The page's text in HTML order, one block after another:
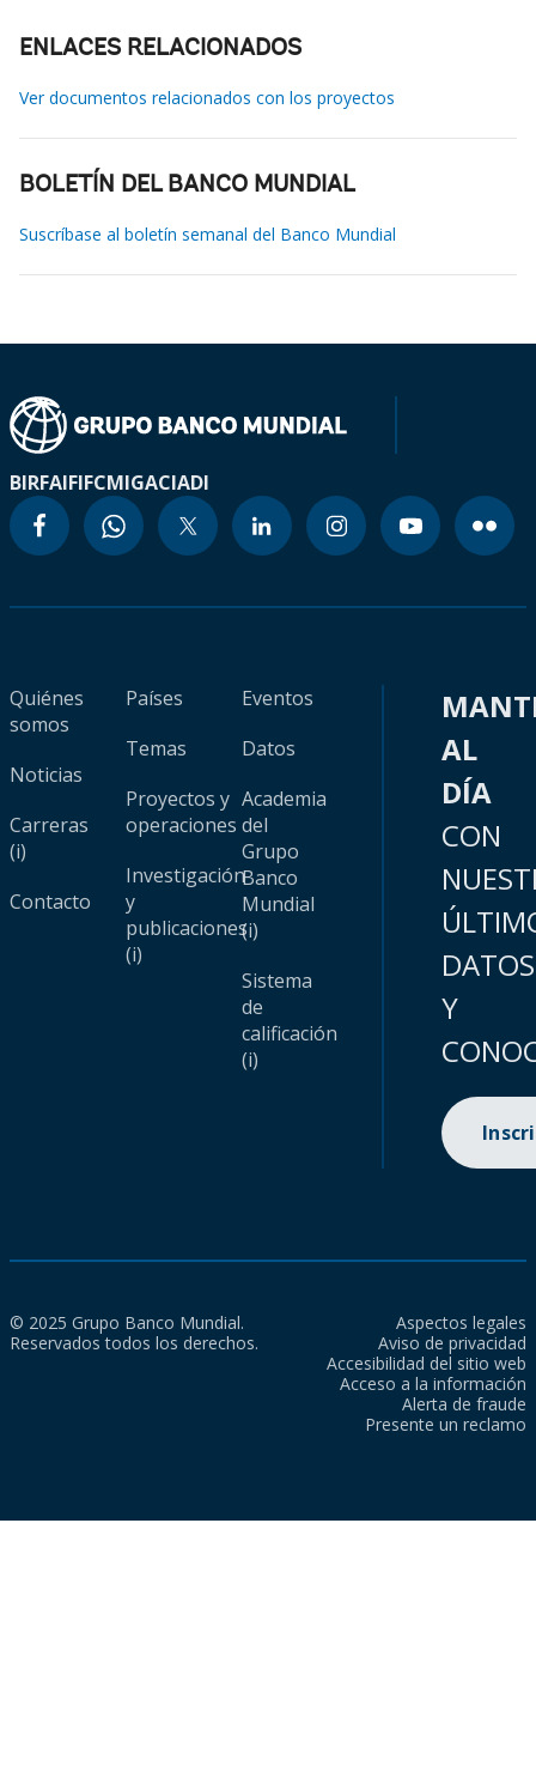
ENLACES RELACIONADOS
Ver documentos relacionados con los proyectos
BOLETÍN DEL BANCO MUNDIAL
Suscríbase al boletín semanal del Banco Mundial
BIRFAIFIFCMIGACIADI
Quiénes
somos
Noticias
Carreras
(i)
Contacto
Países
Temas
Proyectos y
operaciones
Investigación
y
publicaciones
(i)
Eventos
Datos
Academia
del
Grupo
Banco
Mundial
(i)
Sistema
de
calificación
(i)
AL
DÍA
CON
DATOS
Y
© 2025 Grupo Banco Mundial.
Reservados todos los derechos.
Aspectos legales
Aviso de privacidad
Accesibilidad del sitio web
Acceso a la información
Alerta de fraude
Presente un reclamo